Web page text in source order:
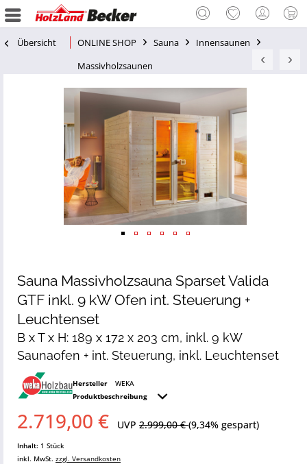
Übersicht ONLINE SHOP Sauna
Innensaunen
Massivholzsaunen
Sauna Massivholzsauna Sparset Valida
GTF inkl. 9 kW Ofen int. Steuerung +
Leuchtenset
B x T x H: 189 x 172 x 203 cm, inkl. 9 kW
Saunaofen + int. Steuerung, inkl. Leuchtenset
Hersteller
WEKA
Produktbeschreibung
2.719,00 € UVP 2.999,00 €(9,34% gespart)
Inhalt: 1 Stück
inkl. MwSt. zzgl. Versandkosten